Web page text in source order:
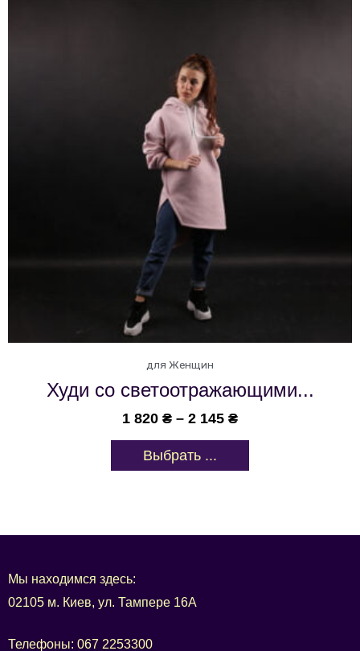
для Женщин
Худи со светоотражающими...
1 820 ₴ – 2 145 ₴
Выбрать ...
Мы находимся здесь:
02105 м. Киев, ул. Тампере 16А
Телефоны: 067 2253300